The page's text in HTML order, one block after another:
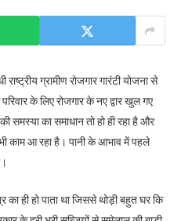
राष्ट्रीय ग्रामीण रोजगार गारंटी योजना से
के लिए रोजगार के नए द्वार खुल गए
का समाधान तो हो ही रहा है और
काम आ रहा है। पानी के आभाव में पहले
ही हो पाता था जिससे थोड़ी बहुत घर कि